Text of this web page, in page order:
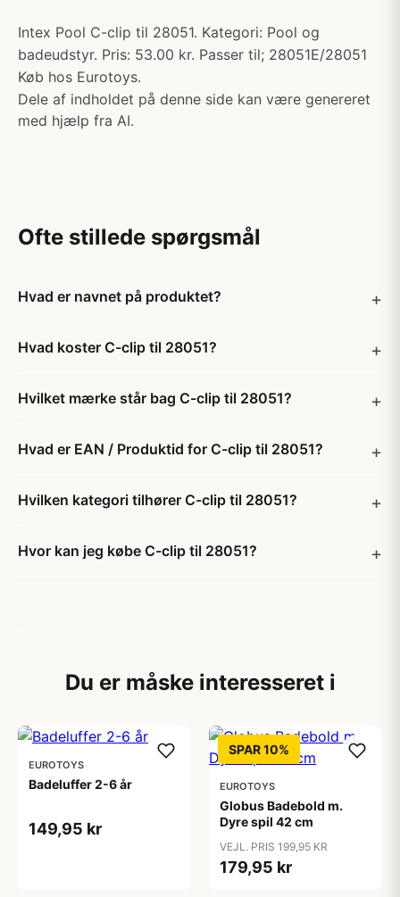
Intex Pool C-clip til 28051. Kategori: Pool og
badeudstyr. Pris: 53.00 kr. Passer til; 28051E/28051
Køb hos Eurotoys.
Dele af indholdet på denne side kan være genereret
med hjælp fra AI.
Ofte stillede spørgsmål
Hvad er navnet på produktet?
Hvad koster C-clip til 28051?
Hvilket mærke står bag C-clip til 28051?
Hvad er EAN / Produktid for C-clip til 28051?
Hvilken kategori tilhører C-clip til 28051?
Hvor kan jeg købe C-clip til 28051?
Du er måske interesseret i
EUROTOYS
Badeluffer 2-6 år
149,95 kr
SPAR 10%
EUROTOYS
Globus Badebold m.
Dyre spil 42 cm
VEJL. PRIS 199,95 KR
179,95 kr